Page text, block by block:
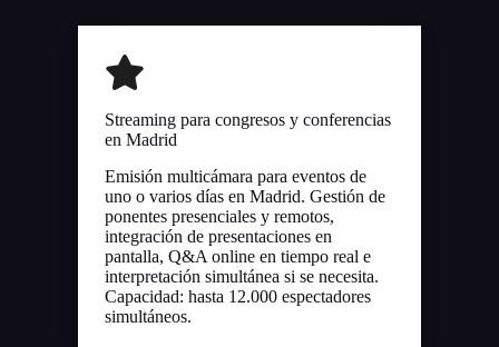
Streaming para congresos y conferencias
en Madrid
Emisión multicámara para eventos de
uno o varios días en Madrid. Gestión de
ponentes presenciales y remotos,
integración de presentaciones en
pantalla, Q&A online en tiempo real e
interpretación simultánea si se necesita.
Capacidad: hasta 12.000 espectadores
simultáneos.